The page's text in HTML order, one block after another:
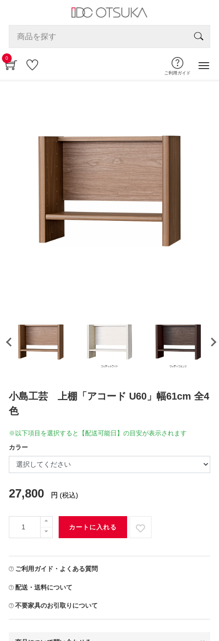
0
ご利用ガイド
小島工芸 上棚「アコード U60」幅61cm 全4
色
※以下項目を選択すると【配送可能日】の目安が表示されます
カラー
27,800 円 (税込)
カートに入れる
ご利用ガイド・よくある質問
配送・送料について
不要家具のお引取りについて